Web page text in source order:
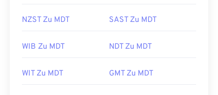
NZST Zu MDT SAST Zu MDT
WIB Zu MDT NDT Zu MDT
WIT Zu MDT GMT Zu MDT